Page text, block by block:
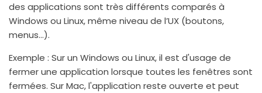
des applications sont très différents comparés à
Windows ou Linux, même niveau de l’UX (boutons,
menus…).
Exemple : Sur un Windows ou Linux, il est d'usage de
fermer une application lorsque toutes les fenêtres sont
fermées. Sur Mac, l'application reste ouverte et peut